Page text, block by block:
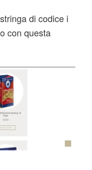
di codice i
con questa